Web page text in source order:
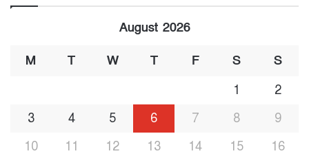
August 2026
M T W T F S S
1
2
3
4 5 6 7 8
9
10
11 12 13 14 15
16